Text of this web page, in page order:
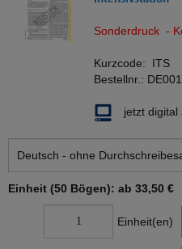
Sonderdruck -
Kurzcode: ITS
Bestellnr.:
jetzt digital
Einheit (50 Bögen): ab 33,50 €
Einheit(en)